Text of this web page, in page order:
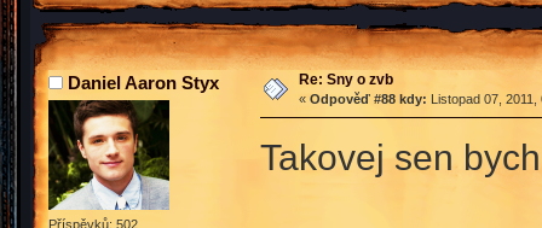
Daniel Aaron Styx
Příspěvků: 502
Re: Sny o zvb
« Odpověď #88 kdy: Listopad 07,
Takovej sen